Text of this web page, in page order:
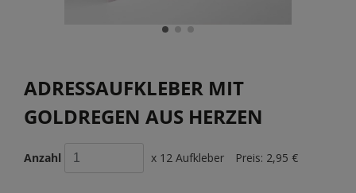
ADRESSAUFKLEBER MIT
GOLDREGEN AUS HERZEN
Anzahl x 12 Aufkleber Preis: 2,95 €